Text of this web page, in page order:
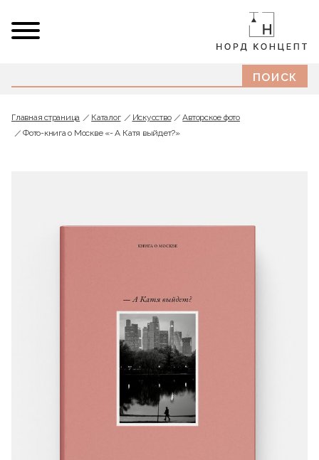
Главная страница Каталог Искусство
Авторское фото
Фото-книга о Москве «- А Катя выйдет?»